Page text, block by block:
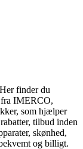
finder du
fra IMERCO,
som hjælper
tilbud inden
skønhed,
og billigt.